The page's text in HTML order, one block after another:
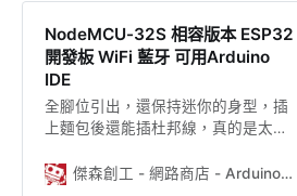
NodeMCU-32S 相容版本 ESP32
開發板 WiFi 藍牙 可用Arduino
IDE
全腳位引出，還保持迷你的身型，插
上麵包後還能插杜邦線，真的是太棒
有5V供電輸出，非常方便！ 有了
傑森創工 - 網路商店 - Arduino、ESP32的專家，創客的好朋友